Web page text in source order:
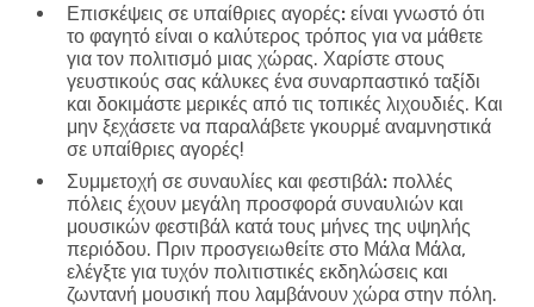
Επισκέψεις σε υπαίθριες αγορές: είναι γνωστό ότι
το φαγητό είναι ο καλύτερος τρόπος για να μάθετε
για τον πολιτισμό μιας χώρας. Χαρίστε στους
γευστικούς σας κάλυκες ένα συναρπαστικό ταξίδι
και δοκιμάστε μερικές από τις τοπικές λιχουδιές. Και
μην ξεχάσετε να παραλάβετε γκουρμέ αναμνηστικά
σε υπαίθριες αγορές!
Συμμετοχή σε συναυλίες και φεστιβάλ: πολλές
πόλεις έχουν μεγάλη προσφορά συναυλιών και
μουσικών φεστιβάλ κατά τους μήνες της υψηλής
περιόδου. Πριν προσγειωθείτε στο Μάλα Μάλα,
ελέγξτε για τυχόν πολιτιστικές εκδηλώσεις και
ζωντανή μουσική που λαμβάνουν χώρα στην πόλη.